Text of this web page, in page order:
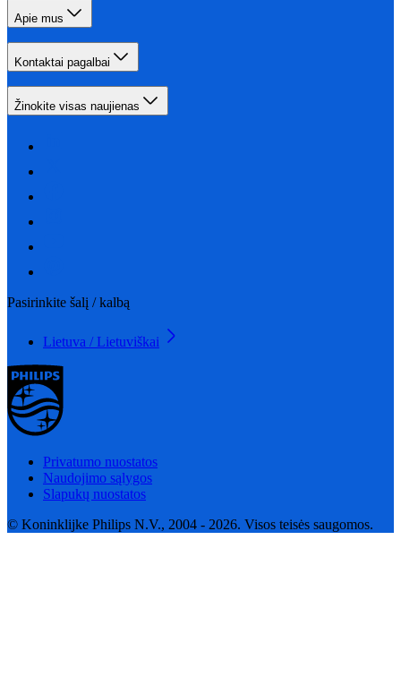
Apie mus
Kontaktai pagalbai
Žinokite visas naujienas
Pasirinkite šalį / kalbą
Lietuva / Lietuviškai
Privatumo nuostatos
Naudojimo sąlygos
Slapukų nuostatos
© Koninklijke Philips N.V., 2004 - 2026. Visos teisės saugomos.